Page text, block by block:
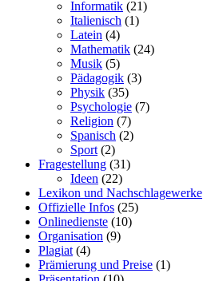
Informatik (21)
Italienisch (1)
Latein (4)
Mathematik (24)
Musik (5)
Pädagogik (3)
Physik (35)
Psychologie (7)
Religion (7)
Spanisch (2)
Sport (2)
Fragestellung (31)
Ideen (22)
Lexikon und Nachschlagewerke
Offizielle Infos (25)
Onlinedienste (10)
Organisation (9)
Plagiat (4)
Prämierung und Preise (1)